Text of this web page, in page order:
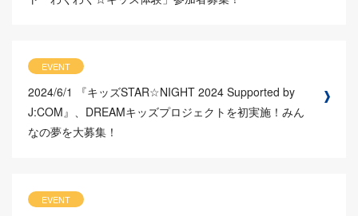
EVENT
2024/6/1
『キッズSTAR☆NIGHT 2024 Supported by
J:COM』、DREAMキッズプロジェクトを初実施！みん
なの夢を大募集！
EVENT